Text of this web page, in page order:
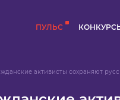
ПУЛЬС
активисты сохраняют